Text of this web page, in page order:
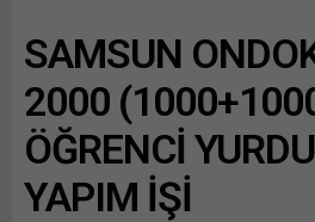
SAMSUN
2000
ÖĞRENCİ
YAPIM İŞİ